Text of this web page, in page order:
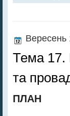
Вересень
Тема 17.
та
ПЛАН